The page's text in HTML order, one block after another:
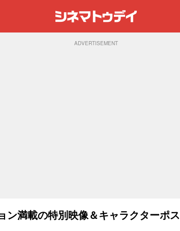
ADVERTISEMENT
ン満載の特別映像＆キャラクターポス